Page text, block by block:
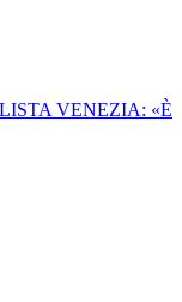
VENEZIA: «È